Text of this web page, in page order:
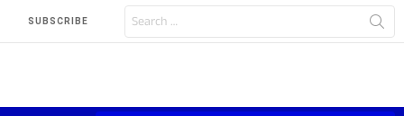
SUBSCRIBE
for: